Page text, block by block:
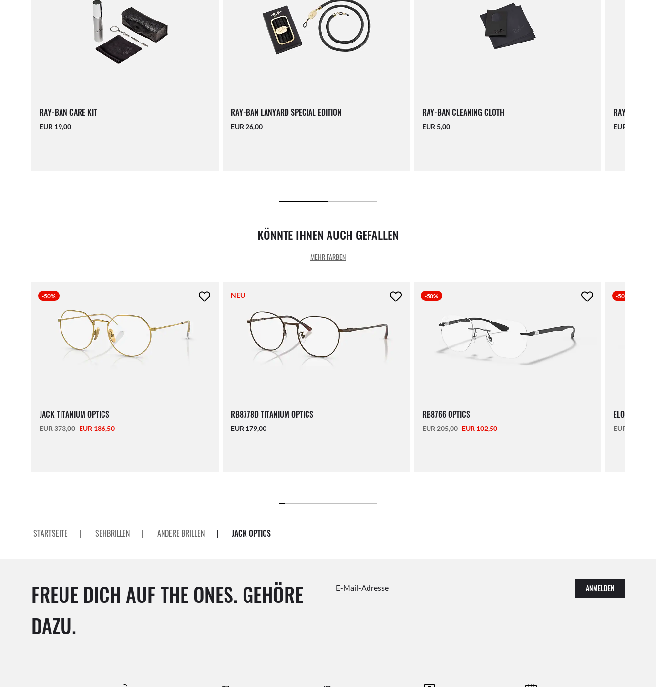
RAY-BAN CARE KIT
EUR 19,00
RAY-BAN LANYARD SPECIAL EDITION
EUR 26,00
RAY-BAN CLEANING CLOTH
EUR 5,00
RAY-BAN
EUR 16,00
KÖNNTE IHNEN AUCH GEFALLEN
MEHR FARBEN
-50%
JACK TITANIUM OPTICS
EUR 373,00 EUR 186,50
NEU
RB8778D TITANIUM OPTICS
EUR 179,00
-50%
RB8766 OPTICS
EUR 205,00 EUR 102,50
-50%
ELON OPTICS
EUR 163,00
STARTSEITE | SEHBRILLEN | ANDERE BRILLEN | JACK OPTICS
FREUE DICH AUF THE ONES. GEHÖRE
DAZU.
E-Mail-Adresse ANMELDEN